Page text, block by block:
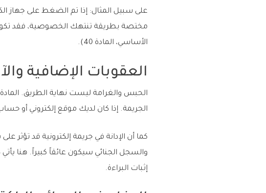
على سبيل المثال: إذا تم الضغط على جهاز
مختصة بطريقة تنتهك الخصوصية، فقد
الأساسي، المادة 40).
العقوبات الإضافية
الجريمة. إذا كان لديك موقع إلكتروني أو
كما أن الإدانة في جريمة إلكترونية قد
والسجل الجنائي سيكون عائقاً كبيراً. هنا
إثبات البراءة.